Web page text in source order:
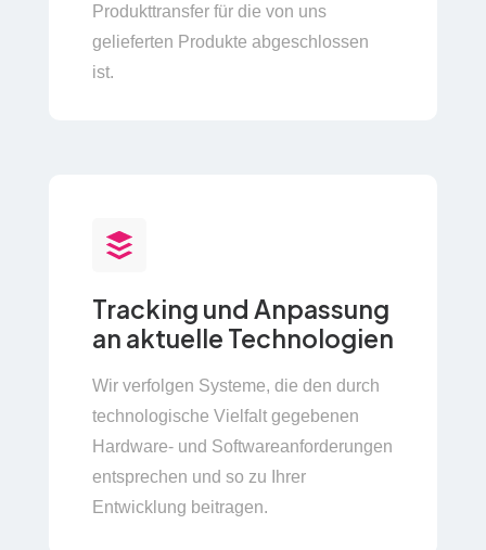
Produkttransfer für die von uns
gelieferten Produkte abgeschlossen
ist.
Tracking und Anpassung
an aktuelle Technologien
Wir verfolgen Systeme, die den durch
technologische Vielfalt gegebenen
Hardware- und Softwareanforderungen
entsprechen und so zu Ihrer
Entwicklung beitragen.